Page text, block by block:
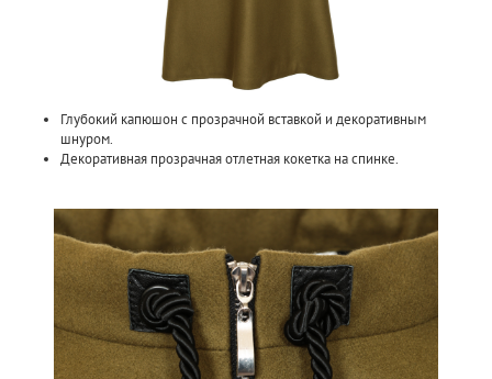
Глубокий капюшон с прозрачной вставкой и декоративным
шнуром.
Декоративная прозрачная отлетная кокетка на спинке.